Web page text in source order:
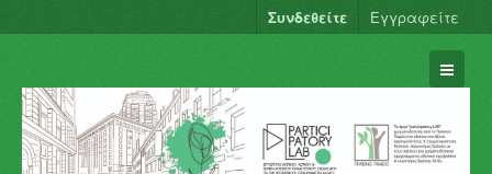
Συνδεθείτε Εγγραφείτε